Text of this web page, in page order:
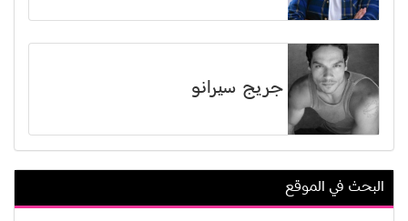
جريج سيرانو
تشارليز ثيرون
البحث في الموقع